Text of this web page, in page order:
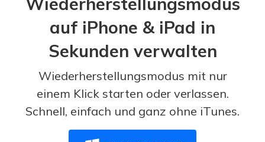
auf iPhone & iPad in
Sekunden verwalten
Wiederherstellungsmodus mit nur
einem Klick starten oder verlassen.
Schnell, einfach und ganz ohne iTunes.